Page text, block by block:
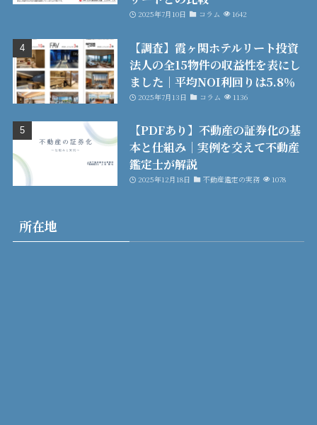
2025年7月10日 コラム 1642
【調査】霞ヶ関ホテルリート投資
法人の全15物件の収益性を表にし
ました│平均NOI利回りは5.8％
2025年7月13日 コラム 1136
【PDFあり】不動産の証券化の基
本と仕組み│実例を交えて不動産
鑑定士が解説
2025年12月18日 不動産鑑定の実務 1078
所在地